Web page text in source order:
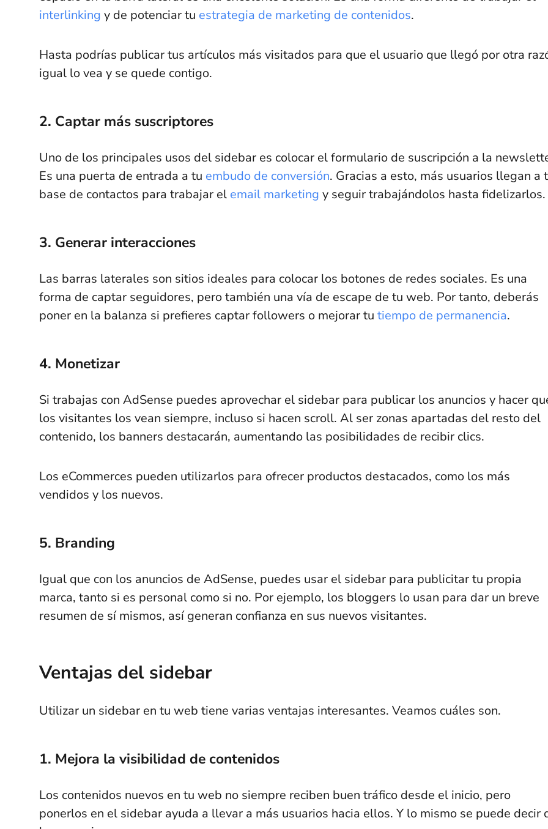
interlinking y de potenciar tu estrategia de marketing de contenidos.
Hasta podrías publicar tus artículos más visitados para que el usuario que llegó por otra
igual lo vea y se quede contigo.
2. Captar más suscriptores
Uno de los principales usos del sidebar es colocar el formulario de suscripción a la
Es una puerta de entrada a tu embudo de conversión. Gracias a esto, más usuarios llegan a
base de contactos para trabajar el email marketing y seguir trabajándolos hasta fidelizarlos.
3. Generar interacciones
Las barras laterales son sitios ideales para colocar los botones de redes sociales. Es una
forma de captar seguidores, pero también una vía de escape de tu web. Por tanto, deberás
poner en la balanza si prefieres captar followers o mejorar tu tiempo de permanencia.
4. Monetizar
Si trabajas con AdSense puedes aprovechar el sidebar para publicar los anuncios y hacer
los visitantes los vean siempre, incluso si hacen scroll. Al ser zonas apartadas del resto del
contenido, los banners destacarán, aumentando las posibilidades de recibir clics.
Los eCommerces pueden utilizarlos para ofrecer productos destacados, como los más
vendidos y los nuevos.
5. Branding
Igual que con los anuncios de AdSense, puedes usar el sidebar para publicitar tu propia
marca, tanto si es personal como si no. Por ejemplo, los bloggers lo usan para dar un breve
resumen de sí mismos, así generan confianza en sus nuevos visitantes.
Ventajas del sidebar
Utilizar un sidebar en tu web tiene varias ventajas interesantes. Veamos cuáles son.
1. Mejora la visibilidad de contenidos
Los contenidos nuevos en tu web no siempre reciben buen tráfico desde el inicio, pero
ponerlos en el sidebar ayuda a llevar a más usuarios hacia ellos. Y lo mismo se puede decir